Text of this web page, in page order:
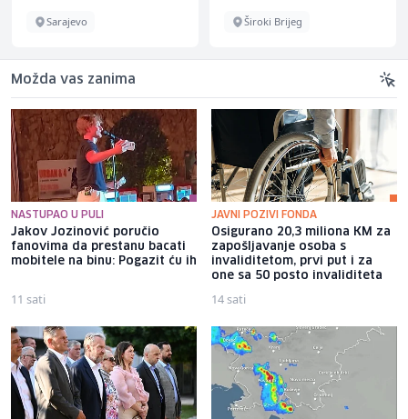
Sarajevo Široki Brijeg
Možda vas zanima
NASTUPAO U PULI
Jakov Jozinović poručio
fanovima da prestanu bacati
mobitele na binu: Pogazit ću ih
11 sati
JAVNI POZIVI FONDA
Osigurano 20,3 miliona KM za
zapošljavanje osoba s
invaliditetom, prvi put i za
one sa 50 posto invaliditeta
14 sati